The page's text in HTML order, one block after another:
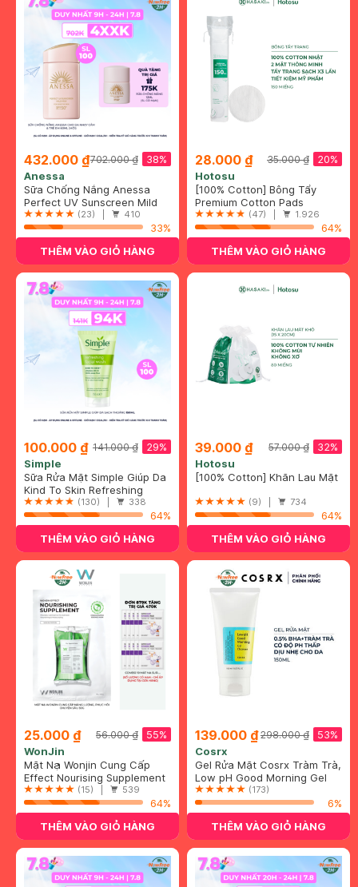
432.000 ₫ 38%
702.000 ₫
Anessa
Sữa Chống Nắng Anessa
Cho Da Nhạy Cảm & Trẻ Em
60ml (Mới)
Perfect UV Sunscreen Mild
Milk (For Sensitive Skin)
SPF50+/PA++++
(23) | 410
33%
THÊM VÀO GIỎ HÀNG
28.000 ₫ 20%
35.000 ₫
Hotosu
[100% Cotton] Bông Tẩy
Trang Hotosu Cao Cấp 150
Miếng
Premium Cotton Pads
(47) | 1.926
64%
THÊM VÀO GIỎ HÀNG
100.000 ₫ 29%
141.000 ₫
Simple
Sữa Rửa Mặt Simple Giúp Da
Sạch Thoáng 150ml
Kind To Skin Refreshing
Facial Wash Gel
(130) | 338
64%
THÊM VÀO GIỎ HÀNG
39.000 ₫ 32%
57.000 ₫
Hotosu
[100% Cotton] Khăn Lau Mặt
Miếng 15x20cm
(9) | 734
64%
THÊM VÀO GIỎ HÀNG
25.000 ₫ 55%
56.000 ₫
WonJin
Mặt Nạ Wonjin Cung Cấp
Năng Lượng, Phục Hồi
Chuyên Sâu 30g
Effect Nourising Supplement
Concentrated Essence Mask
(15) | 539
64%
THÊM VÀO GIỎ HÀNG
139.000 ₫ 53%
298.000 ₫
Cosrx
Gel Rửa Mặt Cosrx Tràm Trà,
0.5% BHA Có Độ pH Thấp
150ml
Low pH Good Morning Gel
Cleanser
(173)
6%
THÊM VÀO GIỎ HÀNG